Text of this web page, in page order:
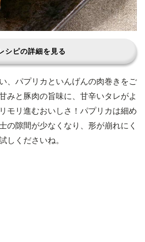
シピの詳細を見る
、パプリカといんげんの肉巻きをご
みと豚肉の旨味に、甘辛いタレがよ
モリ進むおいしさ！パプリカは細め
の隙間が少なくなり、形が崩れにく
しくださいね。